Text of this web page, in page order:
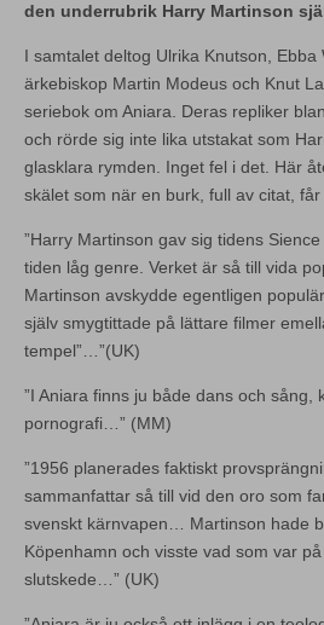
den underrubrik Harry Martinson
I samtalet deltog Ulrika Knutson, Ebba
ärkebiskop Martin Modeus och Knut
seriebok om Aniara. Deras repliker
och rörde sig inte lika utstakat som
glasklara rymden. Inget fel i det. Här
skälet som när en burk, full av citat,
”Harry Martinson gav sig tidens
tiden låg genre. Verket är så till vida
Martinson avskydde egentligen
själv smygtittade på lättare filmer
tempel”…”(UK)
”I Aniara finns ju både dans och sång,
pornografi…” (MM)
”1956 planerades faktiskt
sammanfattar så till vid den oro som
svenskt kärnvapen… Martinson hade
Köpenhamn och visste vad som var
slutskede…” (UK)